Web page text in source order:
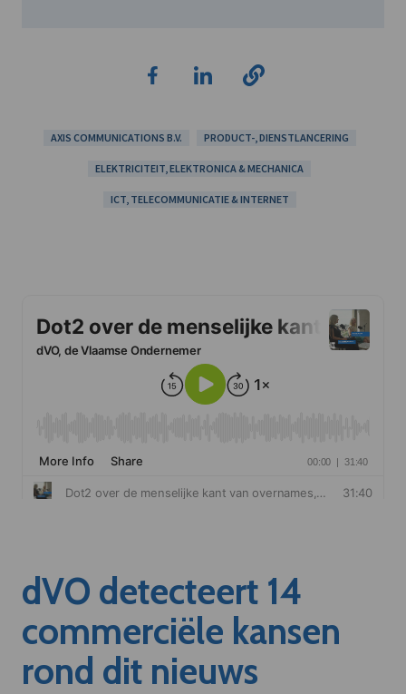
AXIS COMMUNICATIONS B.V. PRODUCT-, DIENSTLANCERING
ELEKTRICITEIT, ELEKTRONICA & MECHANICA
ICT, TELECOMMUNICATIE & INTERNET
dVO detecteert 14
commerciële kansen
rond dit nieuws